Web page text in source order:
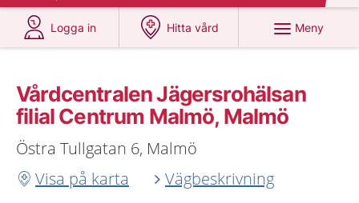
Logga in
på 1177.se
Hitta vård
på 1177.se
Meny
Vårdcentralen Jägersrohälsan
filial Centrum Malmö, Malmö
Östra Tullgatan 6, Malmö
Visa på karta
Vägbeskrivning